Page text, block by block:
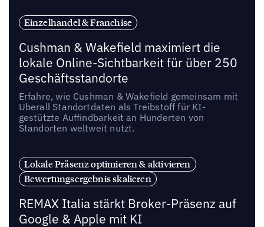
Einzelhandel & Franchise
Cushman & Wakefield maximiert die
lokale Online-Sichtbarkeit für über 250
Geschäftsstandorte
Erfahre, wie Cushman & Wakefield gemeinsam mit
Uberall Standortdaten als Treibstoff für KI-
gestützte Auffindbarkeit an Hunderten von
Standorten weltweit nutzt.
Lokale Präsenz optimieren & aktivieren
Bewertungsergebnis skalieren
REMAX Italia stärkt Broker-Präsenz auf
Google & Apple mit KI